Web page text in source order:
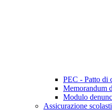
PEC - Patto di
Memorandum
Modulo
Assicurazione